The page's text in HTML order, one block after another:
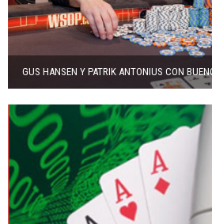
GUS HANSEN Y PATRIK ANTONIUS CON